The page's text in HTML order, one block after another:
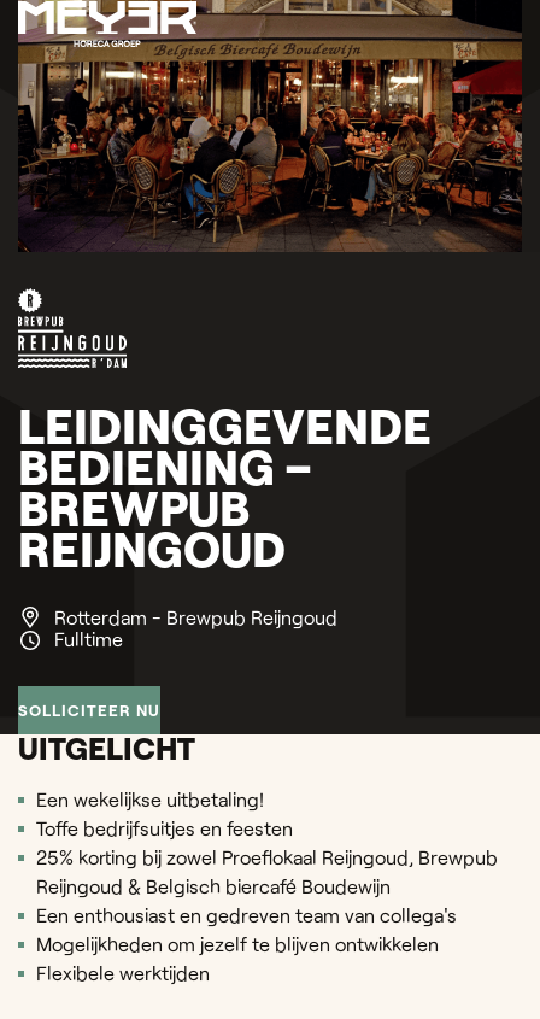
LEIDINGGEVENDE
BEDIENING –
BREWPUB
REIJNGOUD
Rotterdam - Brewpub Reijngoud
Fulltime
SOLLICITEER NU
UITGELICHT
Een wekelijkse uitbetaling!
Toffe bedrijfsuitjes en feesten
25% korting bij zowel Proeflokaal Reijngoud, Brewpub
Reijngoud & Belgisch biercafé Boudewijn
Een enthousiast en gedreven team van collega's
Mogelijkheden om jezelf te blijven ontwikkelen
Flexibele werktijden